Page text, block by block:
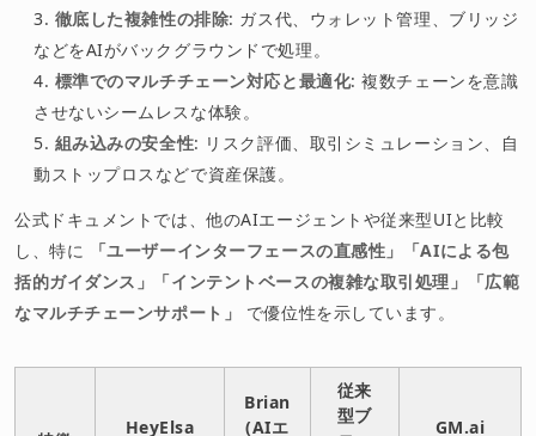
徹底した複雑性の排除: ガス代、ウォレット管理、ブリッジ
などをAIがバックグラウンドで処理。
標準でのマルチチェーン対応と最適化: 複数チェーンを意識
させないシームレスな体験。
組み込みの安全性: リスク評価、取引シミュレーション、自
動ストップロスなどで資産保護。
公式ドキュメントでは、他のAIエージェントや従来型UIと比較
し、特に
「ユーザーインターフェースの直感性」「AIによる包
括的ガイダンス」「インテントベースの複雑な取引処理」「広範
なマルチチェーンサポート」
で優位性を示しています。
HeyElsa
Brian
(AIエ
従来
型ブ
GM.ai